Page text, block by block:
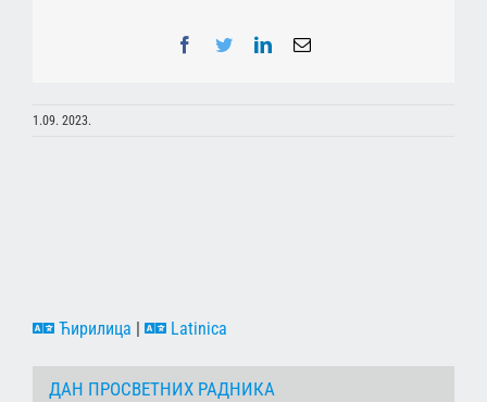
Facebook
TwitterLinkedInEmail
1.09. 2023.
Ћирилица | Latinica
ДАН ПРОСВЕТНИХ РАДНИКА